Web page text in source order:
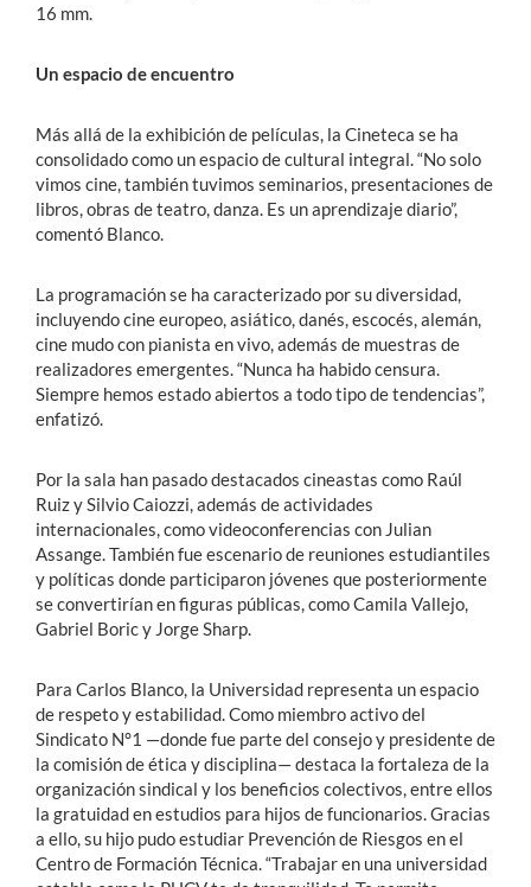
16 mm.
Un espacio de encuentro
Más allá de la exhibición de películas, la Cineteca se ha
consolidado como un espacio de cultural integral. “No solo
vimos cine, también tuvimos seminarios, presentaciones de
libros, obras de teatro, danza. Es un aprendizaje diario”,
comentó Blanco.
La programación se ha caracterizado por su diversidad,
incluyendo cine europeo, asiático, danés, escocés, alemán,
cine mudo con pianista en vivo, además de muestras de
realizadores emergentes. “Nunca ha habido censura.
Siempre hemos estado abiertos a todo tipo de tendencias”,
enfatizó.
Por la sala han pasado destacados cineastas como Raúl
Ruiz y Silvio Caiozzi, además de actividades
internacionales, como videoconferencias con Julian
Assange. También fue escenario de reuniones estudiantiles
y políticas donde participaron jóvenes que posteriormente
se convertirían en figuras públicas, como Camila Vallejo,
Gabriel Boric y Jorge Sharp.
Para Carlos Blanco, la Universidad representa un espacio
de respeto y estabilidad. Como miembro activo del
Sindicato N°1 —donde fue parte del consejo y presidente de
la comisión de ética y disciplina— destaca la fortaleza de la
organización sindical y los beneficios colectivos, entre ellos
la gratuidad en estudios para hijos de funcionarios. Gracias
a ello, su hijo pudo estudiar Prevención de Riesgos en el
Centro de Formación Técnica. “Trabajar en una universidad